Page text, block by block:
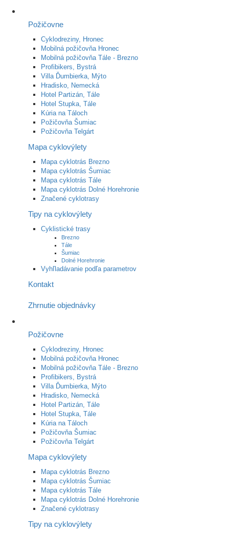
Požičovne
Cyklodreziny, Hronec
Mobilná požičovňa Hronec
Mobilná požičovňa Tále - Brezno
Profibikers, Bystrá
Villa Ďumbierka, Mýto
Hradisko, Nemecká
Hotel Partizán, Tále
Hotel Stupka, Tále
Kúria na Táloch
Požičovňa Šumiac
Požičovňa Telgárt
Mapa cyklovýlety
Mapa cyklotrás Brezno
Mapa cyklotrás Šumiac
Mapa cyklotrás Tále
Mapa cyklotrás Dolné Horehronie
Značené cyklotrasy
Tipy na cyklovýlety
Cyklistické trasy
Brezno
Tále
Šumiac
Dolné Horehronie
Vyhľladávanie podľa parametrov
Kontakt
Zhrnutie objednávky
Požičovne
Cyklodreziny, Hronec
Mobilná požičovňa Hronec
Mobilná požičovňa Tále - Brezno
Profibikers, Bystrá
Villa Ďumbierka, Mýto
Hradisko, Nemecká
Hotel Partizán, Tále
Hotel Stupka, Tále
Kúria na Táloch
Požičovňa Šumiac
Požičovňa Telgárt
Mapa cyklovýlety
Mapa cyklotrás Brezno
Mapa cyklotrás Šumiac
Mapa cyklotrás Tále
Mapa cyklotrás Dolné Horehronie
Značené cyklotrasy
Tipy na cyklovýlety